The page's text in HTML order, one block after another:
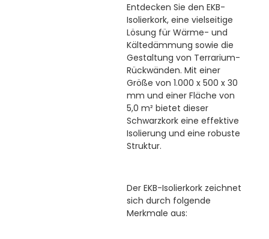
Entdecken Sie den EKB-
Isolierkork, eine vielseitige
Lösung für Wärme- und
Kältedämmung sowie die
Gestaltung von Terrarium-
Rückwänden. Mit einer
Größe von 1.000 x 500 x 30
mm und einer Fläche von
5,0 m² bietet dieser
Schwarzkork eine effektive
Isolierung und eine robuste
Struktur.
Der EKB-Isolierkork zeichnet
sich durch folgende
Merkmale aus: